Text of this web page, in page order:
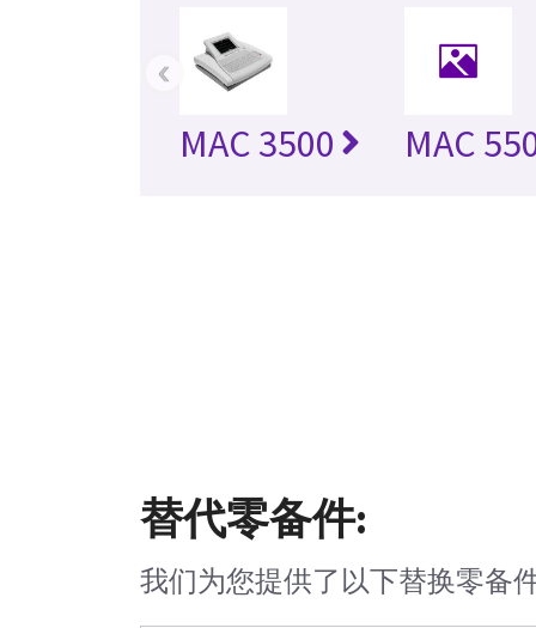
MAC 3500 MAC
‹
替代零备件:
我们为您提供了以下替换零备